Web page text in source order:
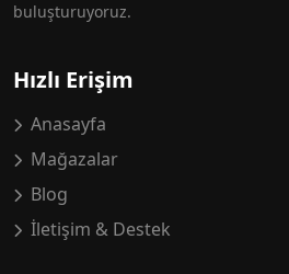
buluşturuyoruz.
Hızlı Erişim
Anasayfa
Mağazalar
Blog
İletişim & Destek